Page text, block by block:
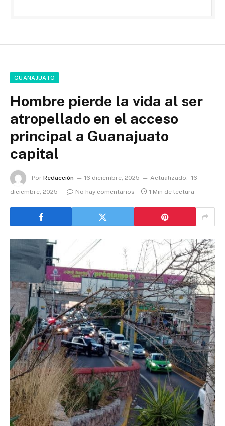
GUANAJUATO
Hombre pierde la vida al ser
atropellado en el acceso
principal a Guanajuato
capital
Por Redacción 16 diciembre, 2025 Actualizado: 16
diciembre, 2025
No hay comentarios 1 Min de lectura